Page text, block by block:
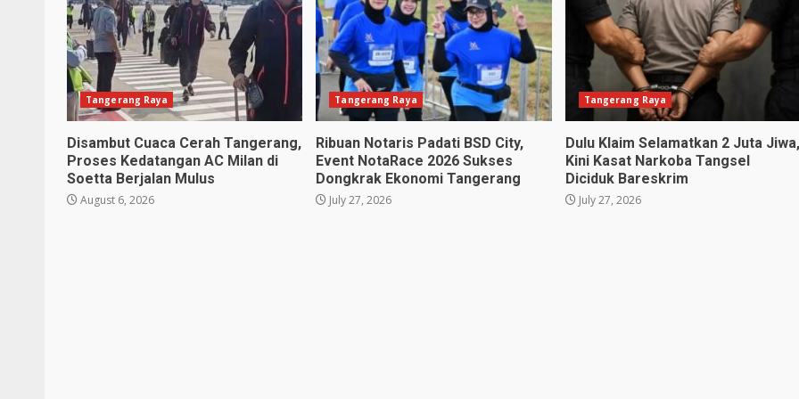
Tangerang Raya
Disambut Cuaca Cerah Tangerang,
Proses Kedatangan AC Milan di
Soetta Berjalan Mulus
August 6, 2026
Tangerang Raya
Ribuan Notaris Padati BSD City,
Event NotaRace 2026 Sukses
Dongkrak Ekonomi Tangerang
July 27, 2026
Tangerang Raya
Dulu Klaim Selamatkan 2 Juta Jiwa,
Kini Kasat Narkoba Tangsel
Diciduk Bareskrim
July 27, 2026